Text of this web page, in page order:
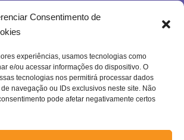
Consentimento de
experiências, usamos tecnologias como
e/ou acessar informações do dispositivo. O
tecnologias nos permitirá processar dados
navegação ou IDs exclusivos neste site. Não
pode afetar negativamente certos
289 – Heliópolis
| Brasil.
na nossa newsletter!